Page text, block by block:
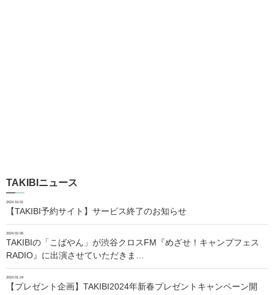
TAKIBIニュース
2024.10.01
【TAKIBI予約サイト】サービス終了のお知らせ
2024.02.06
TAKIBIの「こばやん」が渋谷クロスFM『めざせ！キャンプフェス
RADIO』に出演させていただきま…
2024.01.24
【プレゼント企画】TAKIBI2024年新春プレゼントキャンペーン開